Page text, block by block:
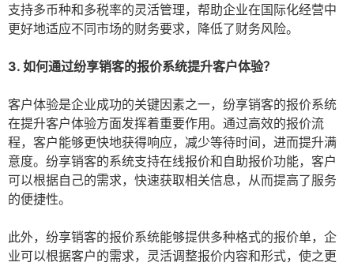
支持多币种和多税率的灵活管理，帮助企业在国际化经营中
更好地适应不同市场的财务要求，降低了财务风险。
3. 如何通过纷享销客的报价系统提升客户体验？
客户体验是企业成功的关键因素之一，纷享销客的报价系统
在提升客户体验方面发挥着重要作用。通过高效的报价流
程，客户能够更快地获得响应，减少等待时间，进而提升满
意度。纷享销客的系统支持在线报价和自助报价功能，客户
可以根据自己的需求，快速获取相关信息，从而提高了服务
的便捷性。
此外，纷享销客的报价系统能够提供多种格式的报价单，企
业可以根据客户的需求，灵活调整报价内容和形式，使之更